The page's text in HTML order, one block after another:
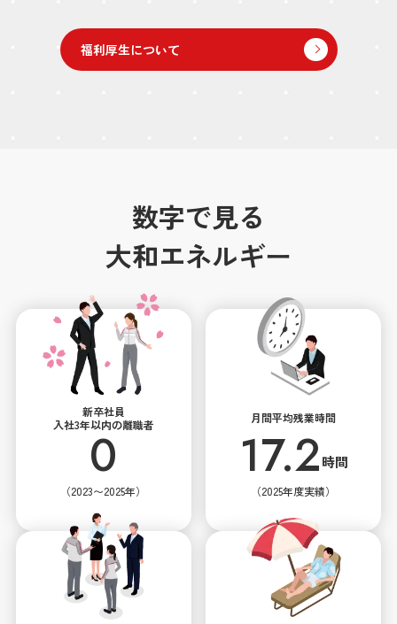
福利厚生について
数字で見る
大和エネルギー
新卒社員
入社3年以内の離職者
0
（2023〜2025年）
月間平均残業時間
17.2時間
（2025年度実績）